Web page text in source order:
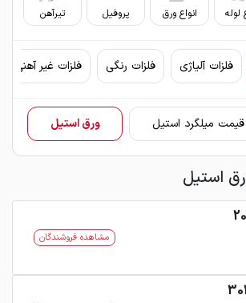
لوله
انواع ورق پروفیل تیرآهن
فلزات آلیاژی فلزات رنگی فلزات غیر آهنی
قیمت میلگرد استیل ورق استیل
استیل
مشاهده فروشندگان